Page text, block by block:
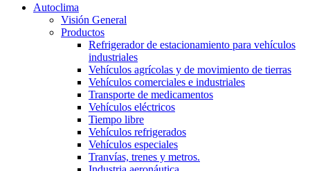
Autoclima
Visión General
Productos
Refrigerador de estacionamiento para vehículos
industriales
Vehículos agrícolas y de movimiento de tierras
Vehículos comerciales e industriales
Transporte de medicamentos
Vehículos eléctricos
Tiempo libre
Vehículos refrigerados
Vehículos especiales
Tranvías, trenes y metros.